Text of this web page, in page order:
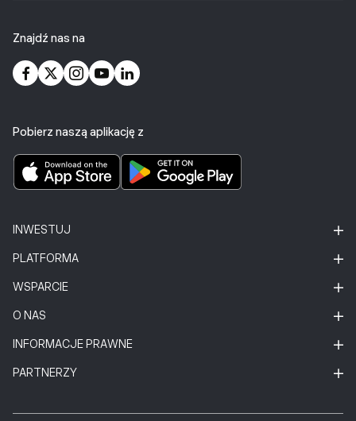
Znajdź nas na
Pobierz naszą aplikację z
INWESTUJ
PLATFORMA
WSPARCIE
O NAS
INFORMACJE PRAWNE
PARTNERZY